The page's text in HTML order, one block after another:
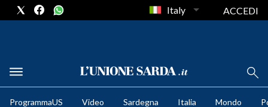
METEO
Italy ACCEDI
ProgrammaUS Video Sardegna Italia Mondo